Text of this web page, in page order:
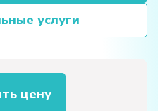
услуги
цену